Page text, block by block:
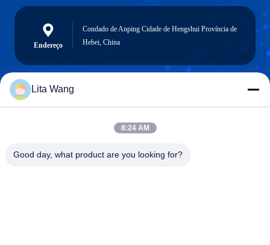
Endereço
Condado de Anping Cidade de Hengshui Província de
Hebei, China
lita@screenmeshnet.com
Lita Wang
8:24 AM
Good day, what product are you looking for?